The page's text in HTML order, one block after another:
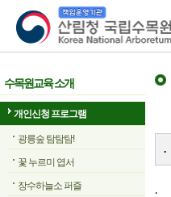
산림청 국립수목원
수목원교육 소개
개인신청 프로그램
광릉숲 탐탐탐!
꽃 누르미 엽서
장수하늘소 퍼즐
.
.